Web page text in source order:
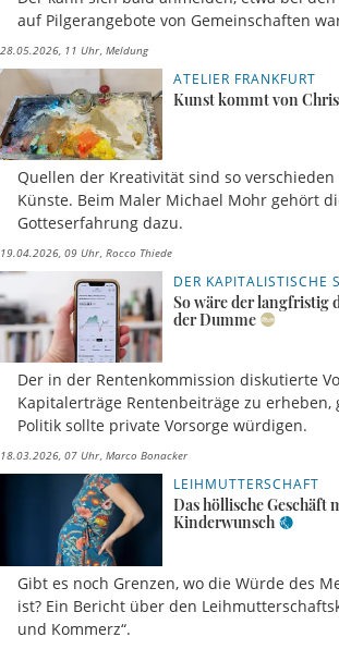
auf Pilgerangebote von Gemeinschaften
28.05.2026, 11 Uhr Meldung
ATELIER FRANKFURT
Kunst kommt von
Quellen der Kreativität sind so
Künste. Beim Maler Michael Mohr gehört
Gotteserfahrung dazu.
19.04.2026, 09 Uhr Rocco Thiede
DER KAPITALISTISCHE
So wäre der langfristig
der Dumme
Der in der Rentenkommission diskutierte
Kapitalerträge Rentenbeiträge zu erheben,
Politik sollte private Vorsorge würdigen.
18.03.2026, 07 Uhr Marco Bonacker
LEIHMUTTERSCHAFT
Das höllische Geschäft
Kinderwunsch
Gibt es noch Grenzen, wo die Würde des
ist? Ein Bericht über den
und Kommerz“.